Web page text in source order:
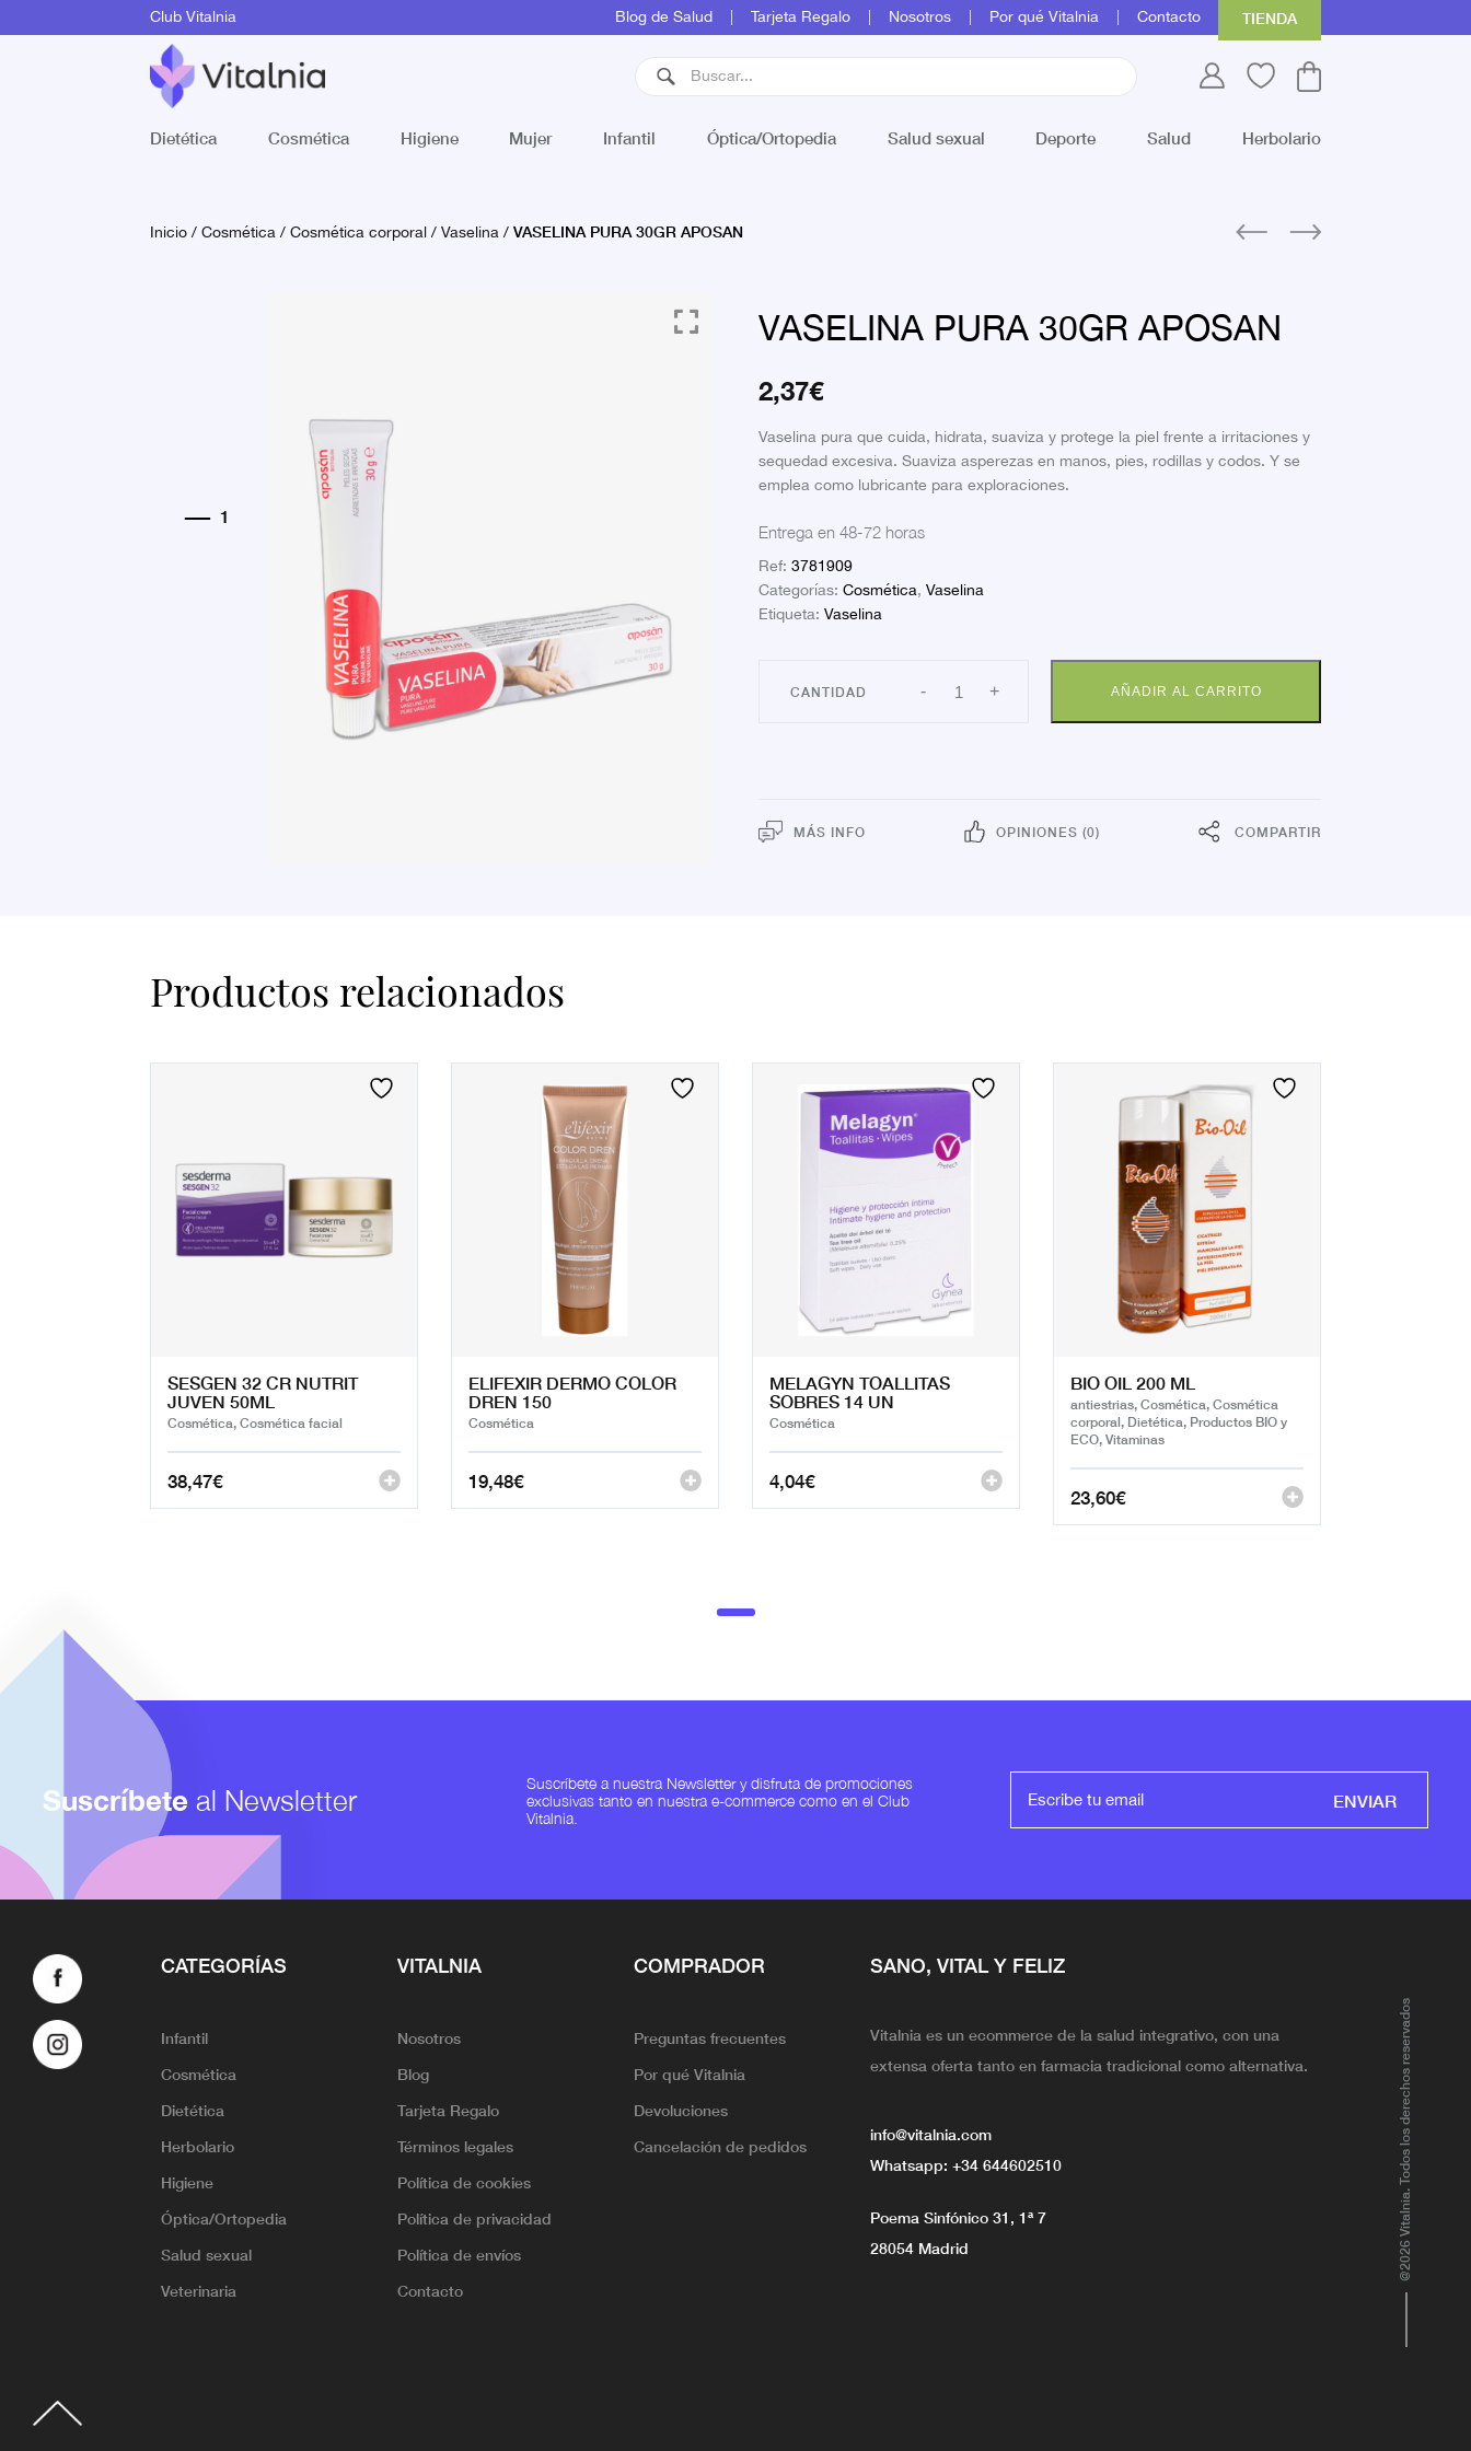
Club Vitalnia Blog de Salud Tarjeta Regalo Nosotros Por qué Vitalnia Contacto TIENDA
Dietética Cosmética Higiene Mujer Infantil Óptica/Ortopedia Salud sexual Deporte Salud Herbolario
Inicio/Cosmética/Cosmética corporal/Vaselina/ VASELINA PURA 30GR APOSAN
VASELINA PURA 30GR APOSAN
2,37€
Vaselina pura que cuida, hidrata, suaviza y protege la piel frente a irritaciones y
sequedad excesiva. Suaviza asperezas en manos, pies, rodillas y codos. Y se
emplea como lubricante para exploraciones.
Entrega en 48-72 horas
Ref:3781909
Categorías:Cosmética,Vaselina
Etiqueta:Vaselina
- VASELINA
PURA + AÑADIR AL CARRITO
MÁS INFO OPINIONES (0) COMPARTIR
Productos relacionados
SESGEN 32 CR NUTRIT
JUVEN 50ML
Cosmética, Cosmética facial
38,47€
ELIFEXIR DERMO COLOR
DREN 150
Cosmética
19,48€
MELAGYN TOALLITAS
SOBRES 14 UN
Cosmética
4,04€
BIO OIL 200 ML
antiestrias, Cosmética, Cosmética
corporal, Dietética, Productos BIO y
ECO, Vitaminas
23,60€
Suscríbete al Newsletter
Suscríbete a nuestra Newsletter y disfruta de promociones
exclusivas tanto en nuestra e-commerce como en el Club
Vitalnia.
ENVIAR
CATEGORÍAS
Infantil
Cosmética
Dietética
Herbolario
Higiene
Óptica/Ortopedia
Salud sexual
Veterinaria
VITALNIA
Nosotros
Blog
Tarjeta Regalo
Términos legales
Política de cookies
Política de privacidad
Política de envíos
Contacto
COMPRADOR
Preguntas frecuentes
Por qué Vitalnia
Devoluciones
Cancelación de pedidos
SANO, VITAL Y FELIZ
Vitalnia es un ecommerce de la salud integrativo, con una
extensa oferta tanto en farmacia tradicional como alternativa.
info@vitalnia.com
Whatsapp: +34 644602510
Poema Sinfónico 31, 1ª 7
28054 Madrid
@2026 Vitalnia. Todos los derechos reservados